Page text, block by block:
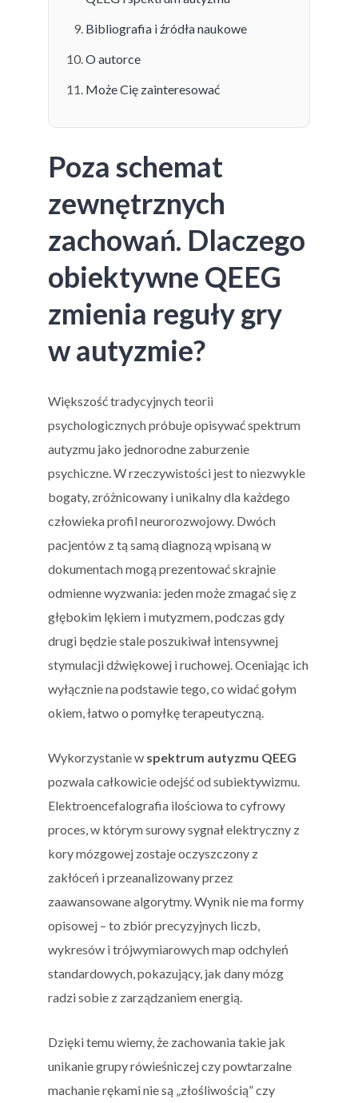
Bibliografia i źródła naukowe
O autorce
Może Cię zainteresować
Poza schemat
zewnętrznych
zachowań. Dlaczego
obiektywne QEEG
zmienia reguły gry
w autyzmie?
Większość tradycyjnych teorii
psychologicznych próbuje opisywać spektrum
autyzmu jako jednorodne zaburzenie
psychiczne. W rzeczywistości jest to niezwykle
bogaty, zróżnicowany i unikalny dla każdego
człowieka profil neurorozwojowy. Dwóch
pacjentów z tą samą diagnozą wpisaną w
dokumentach mogą prezentować skrajnie
odmienne wyzwania: jeden może zmagać się z
głębokim lękiem i mutyzmem, podczas gdy
drugi będzie stale poszukiwał intensywnej
stymulacji dźwiękowej i ruchowej. Oceniając ich
wyłącznie na podstawie tego, co widać gołym
okiem, łatwo o pomyłkę terapeutyczną.
Wykorzystanie w spektrum autyzmu QEEG
pozwala całkowicie odejść od subiektywizmu.
Elektroencefalografia ilościowa to cyfrowy
proces, w którym surowy sygnał elektryczny z
kory mózgowej zostaje oczyszczony z
zakłóceń i przeanalizowany przez
zaawansowane algorytmy. Wynik nie ma formy
opisowej – to zbiór precyzyjnych liczb,
wykresów i trójwymiarowych map odchyleń
standardowych, pokazujący, jak dany mózg
radzi sobie z zarządzaniem energią.
Dzięki temu wiemy, że zachowania takie jak
unikanie grupy rówieśniczej czy powtarzalne
machanie rękami nie są „złośliwością” czy